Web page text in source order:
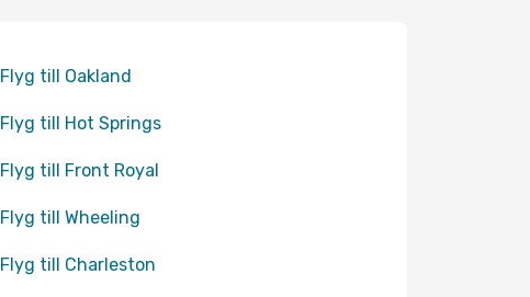
Flyg till Oakland
Flyg till Hot Springs
Flyg till Front Royal
Flyg till Wheeling
Flyg till Charleston